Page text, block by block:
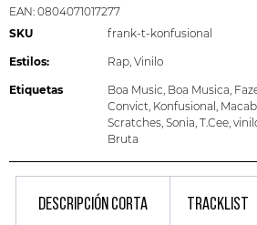
EAN: 0804071017277
SKU
frank-t-konfusional
Estilos: Rap, Vinilo
Etiquetas Boa Music, Boa Musica,
Convict, Konfusional ,
Scratches, Sonia, T.Cee,
Bruta
DESCRIPCIÓN CORTA TRACKLIST